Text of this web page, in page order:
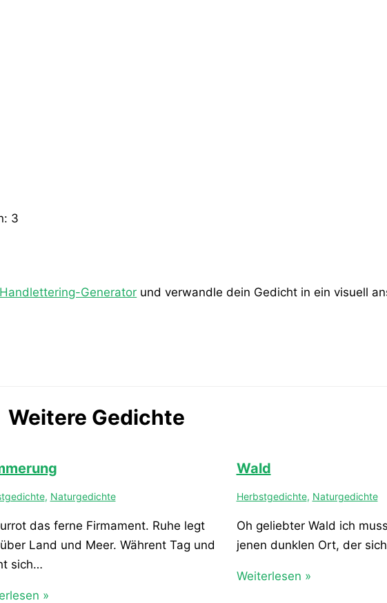
3
Handlettering-Generator und verwandle dein Gedicht in ein visuell
Weitere Gedichte
, Naturgedichte
das ferne Firmament. Ruhe legt
Land und Meer. Währent Tag und
sich…
»
Wald
Herbstgedichte, Naturgedichte
Oh geliebter Wald ich
jenen dunklen Ort, der
Weiterlesen »